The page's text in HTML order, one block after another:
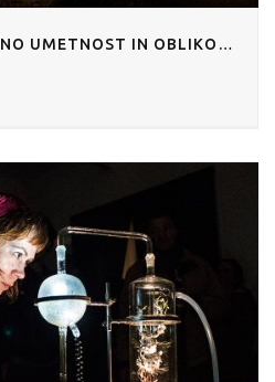
AKADEMIJA ZA LIKOVNO UMETNOST IN OBLIKOVANJE: GOJIŠČE MDXV